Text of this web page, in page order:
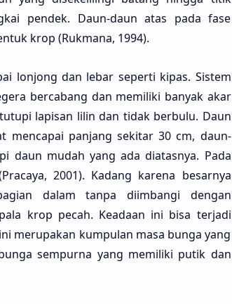
pendek. Daun-daun atas pada fase
krop (Rukmana, 1994).
lonjong dan lebar seperti kipas. Sistem
bercabang dan memiliki banyak akar
lapisan lilin dan tidak berbulu. Daun
mencapai panjang sekitar 30 cm, daun-
daun mudah yang ada diatasnya. Pada
2001). Kadang karena besarnya
dalam tanpa diimbangi dengan
krop pecah. Keadaan ini bisa terjadi
merupakan kumpulan masa bunga yang
sempurna yang memiliki putik dan